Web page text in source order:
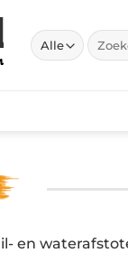
Zoeken
naar:
en